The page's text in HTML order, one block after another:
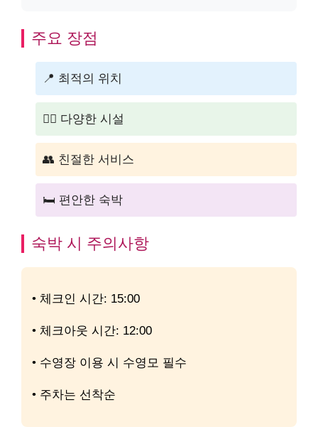
주요 장점
📍 최적의 위치
🏊‍♂️ 다양한 시설
👥 친절한 서비스
🛏️ 편안한 숙박
숙박 시 주의사항
• 체크인 시간: 15:00
• 체크아웃 시간: 12:00
• 수영장 이용 시 수영모 필수
• 주차는 선착순